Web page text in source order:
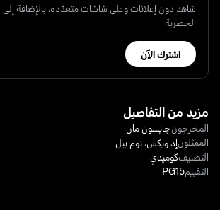
شاهد دون إعلانات وعلى شاشات متعدّدة، بالإضافة إلى
الحصرية
اشترك الآن
مزيد من التفاصيل
المخرجونجايسون مان
الممثلونإد ويكس،توم بيل
التصنيفكوميدي
التقييمPG15